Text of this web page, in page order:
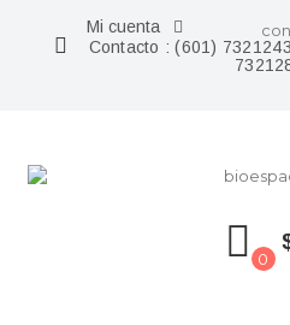
Contacto :(601)
Mi cuenta
0